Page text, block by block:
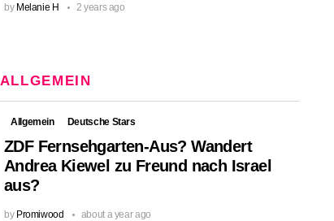
by Melanie H 2 years ago
ALLGEMEIN
Allgemein Deutsche Stars
ZDF Fernsehgarten-Aus? Wandert
Andrea Kiewel zu Freund nach Israel
aus?
by Promiwood about a year ago